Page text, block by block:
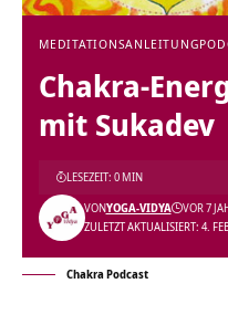
MEDITATIONSANLEITUNG
Chakra-
mit Sukadev
ZULETZT AKTUALISIERT: 4.
VONYOGA-VIDYA VOR 7
LESEZEIT: 0 MIN
Chakra Podcast